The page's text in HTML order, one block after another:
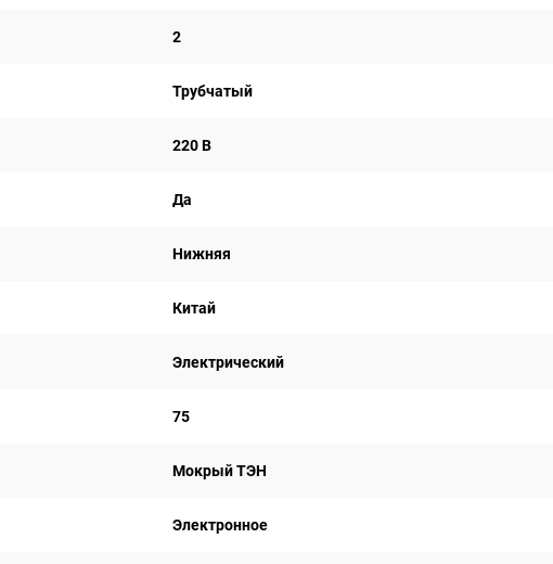
2
Трубчатый
220 В
Да
Нижняя
Китай
Электрический
75
Мокрый ТЭН
Электронное